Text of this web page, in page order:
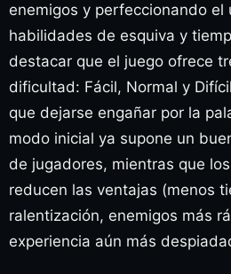
enemigos y perfeccionando el
habilidades de esquiva y
destacar que el juego ofrece
dificultad: Fácil, Normal y
que dejarse engañar por la
modo inicial ya supone un
de jugadores, mientras que
reducen las ventajas (menos
ralentización, enemigos más
experiencia aún más